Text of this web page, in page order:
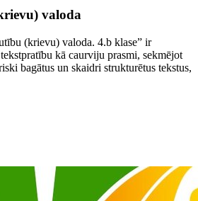
valoda
(krievu) valoda. 4.b klase” ir
kā caurviju prasmi, sekmējot
bagātus un skaidri strukturētus tekstus,